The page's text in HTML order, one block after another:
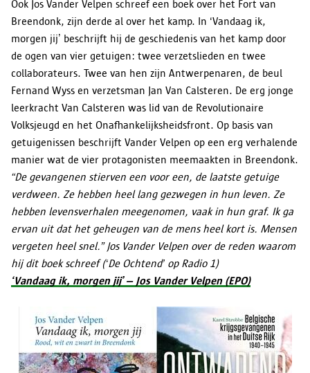
Ook Jos Vander Velpen schreef een boek over het Fort van
Breendonk, zijn derde al over het kamp. In ‘Vandaag ik,
morgen jij’ beschrijft hij de geschiedenis van het kamp door
de ogen van vier getuigen: twee verzetslieden en twee
collaborateurs. Twee van hen zijn Antwerpenaren, de beul
Fernand Wyss en verzetsman Jan Van Calsteren. De erg jonge
leerkracht Van Calsteren was lid van de Revolutionaire
Volksjeugd en het Onafhankelijksheidsfront. Op basis van
getuigenissen beschrijft Vander Velpen op een erg verhalende
manier wat de vier protagonisten meemaakten in Breendonk.
“De gevangenen stierven een voor een, de laatste getuige
verdween. Ze hebben heel lang gezwegen in hun leven. Ze
hebben levensverhalen meegenomen, vaak in hun graf. Ik ga
ervan uit dat het geheugen van de mens heel kort is. Mensen
vergeten heel snel.” Jos Vander Velpen over de reden waarom
hij dit boek schreef (‘De Ochtend’ op Radio 1)
‘Vandaag ik, morgen jij’ – Jos Vander Velpen (EPO)